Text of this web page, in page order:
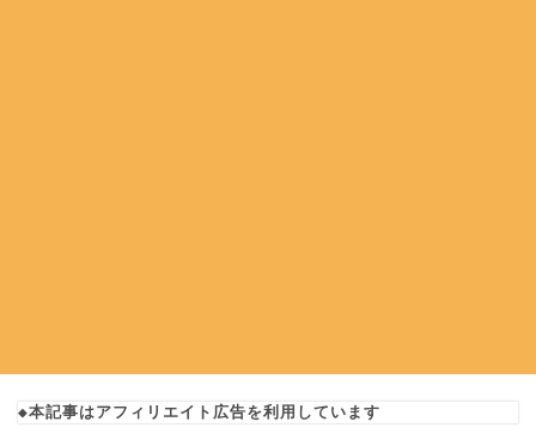
◆本記事はアフィリエイト広告を利用しています